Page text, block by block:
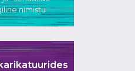
nimistu